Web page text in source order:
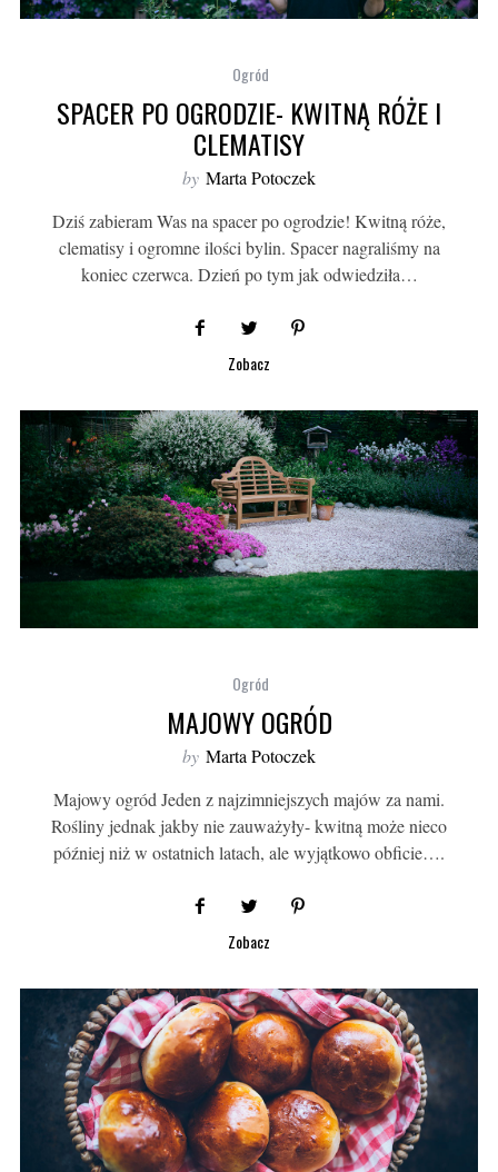
Ogród
SPACER PO OGRODZIE- KWITNĄ RÓŻE I
CLEMATISY
by Marta Potoczek
Dziś zabieram Was na spacer po ogrodzie! Kwitną róże,
clematisy i ogromne ilości bylin. Spacer nagraliśmy na
koniec czerwca. Dzień po tym jak odwiedziła…
Zobacz
Ogród
MAJOWY OGRÓD
by Marta Potoczek
Majowy ogród Jeden z najzimniejszych majów za nami.
Rośliny jednak jakby nie zauważyły- kwitną może nieco
później niż w ostatnich latach, ale wyjątkowo obficie….
Zobacz